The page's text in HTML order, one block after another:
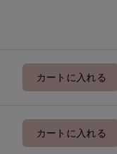
カートに入れる
カートに入れる